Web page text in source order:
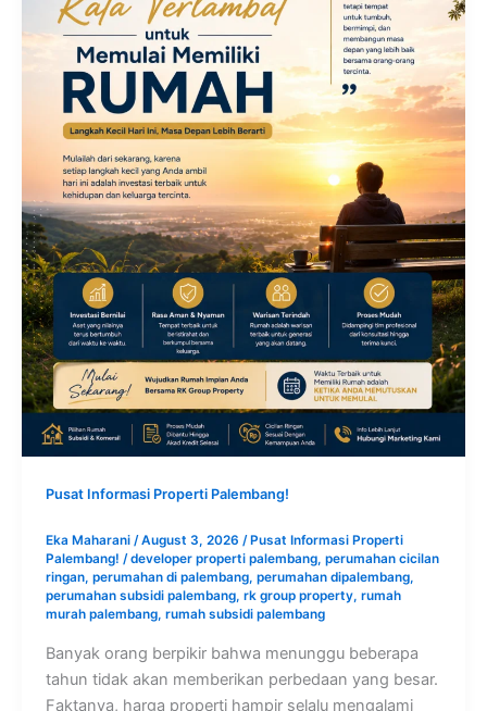
Pusat Informasi Properti Palembang!
Eka Maharani /August 3, 2026 / Pusat Informasi Properti
Palembang! /developer properti palembang, perumahan cicilan
ringan, perumahan di palembang, perumahan dipalembang,
perumahan subsidi palembang, rk group property, rumah
murah palembang, rumah subsidi palembang
Banyak orang berpikir bahwa menunggu beberapa
tahun tidak akan memberikan perbedaan yang besar.
Faktanya, harga properti hampir selalu mengalami